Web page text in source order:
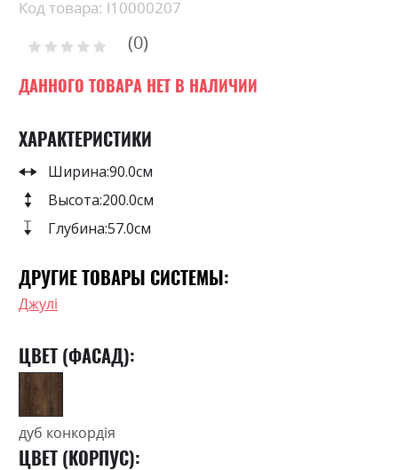
the
of
the
gallery
Код товара: l10000207
Рейтинг: 0
ДАННОГО ТОВАРА НЕТ В НАЛИЧИИ
ХАРАКТЕРИСТИКИ
Ширина:90.0см
Высота:200.0см
Глубина:57.0см
ДРУГИЕ ТОВАРЫ СИСТЕМЫ:
Джулі
ЦВЕТ (ФАСАД):
дуб конкордія
ЦВЕТ (КОРПУС):